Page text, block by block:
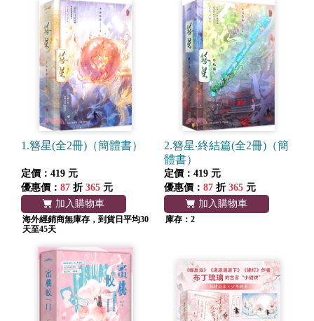
1.簪星(全2冊)（簡體書）
定價：419 元
優惠價： 87 折 365 元
加入購物車
海外經銷商無庫存，到貨日平均30
天至45天
2.簪星‧終結篇(全2冊)（簡
體書）
定價：419 元
優惠價： 87 折 365 元
加入購物車
庫存：2